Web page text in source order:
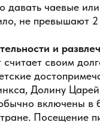
давать чаевые
не превышают 2
и
своим
Долину
включены в
Посещение